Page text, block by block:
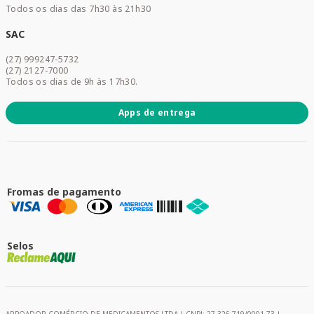
Dermocosméticos
Promoções
Todos os dias das 7h30 às 21h30
SAC
(27) 999247-5732
(27) 2127-7000
Todos os dias de 9h às 17h30.
Apps de entrega
Fromas de pagamento
Selos